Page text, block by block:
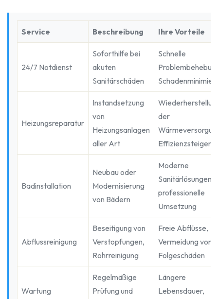
Service Beschreibung Ihre Vorteile
24/7 Notdienst
Soforthilfe bei
akuten
Sanitärschäden
Schnelle
Heizungsreparatur
Instandsetzung
von
Heizungsanlagen
aller Art
der
Badinstallation
Neubau oder
Modernisierung
von Bädern
Moderne
Sanitärlösungen,
professionelle
Umsetzung
Abflussreinigung
Beseitigung von
Verstopfungen,
Rohrreinigung
Freie Abflüsse,
Vermeidung von
Folgeschäden
Wartung
Regelmäßige
Prüfung und
Längere
Lebensdauer,